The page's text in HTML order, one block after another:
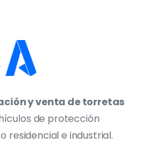
y venta de torretas
de protección
residencial e industrial.